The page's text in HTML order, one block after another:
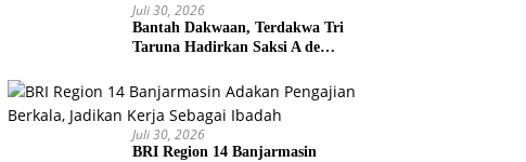
Juli 30, 2026
Bantah Dakwaan, Terdakwa Tri
Taruna Hadirkan Saksi A de
Juli 30, 2026
BRI Region 14 Banjarmasin